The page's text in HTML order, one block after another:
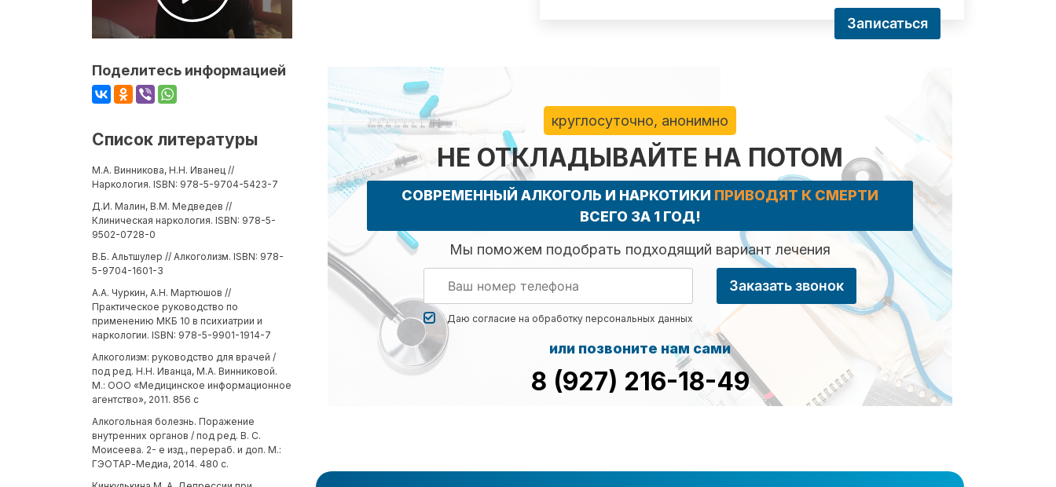
Поделитесь информацией
Список литературы
М.А. Винникова, Н.Н. Иванец //
Наркология. ISBN: 978-5-9704-5423-7
Д.И. Малин, В.М. Медведев //
Клиническая наркология. ISBN: 978-5-
9502-0728-0
В.Б. Альтшулер // Алкоголизм. ISBN: 978-
5-9704-1601-3
А.А. Чуркин, А.Н. Мартюшов //
Практическое руководство по
применению МКБ 10 в психиатрии и
наркологии. ISBN: 978-5-9901-1914-7
Алкоголизм: руководство для врачей /
под ред. Н.Н. Иванца, М.А. Винниковой.
М.: ООО «Медицинское информационное
агентство», 2011. 856 с
Алкогольная болезнь. Поражение
внутренних органов / под ред. В. С.
Моисеева. 2- е изд., перераб. и доп. М.:
ГЭОТАР-Медиа, 2014. 480 с.
Записаться
круглосуточно, анонимно
НЕ ОТКЛАДЫВАЙТЕ НА ПОТОМ
СОВРЕМЕННЫЙ АЛКОГОЛЬ И НАРКОТИКИ ПРИВОДЯТ К СМЕРТИ
ВСЕГО ЗА 1 ГОД!
Мы поможем подобрать подходящий вариант лечения
Даю согласие на обработку персональных данных
Заказать звонок
или позвоните нам сами
8 (927) 216-18-49